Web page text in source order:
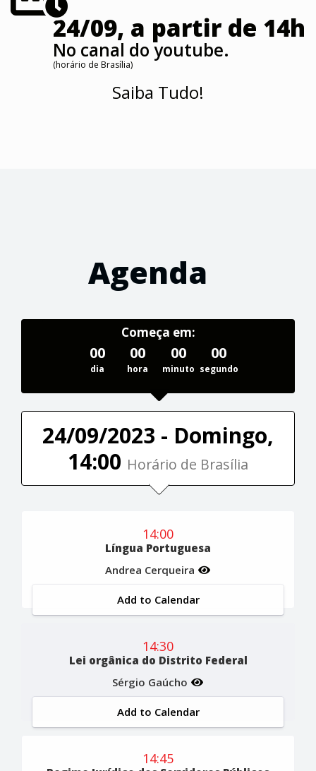
24/09, a partir de 14h
No canal do youtube.
(horário de Brasília)
Saiba Tudo!
Agenda
Começa em:
00
dia
00
hora
00
minuto
00
segundo
24/09/2023 - Domingo,
14:00 Horário de Brasília
14:00
Língua Portuguesa
Andrea Cerqueira
Add to Calendar
14:30
Lei orgânica do Distrito Federal
Sérgio Gaúcho
Add to Calendar
14:45